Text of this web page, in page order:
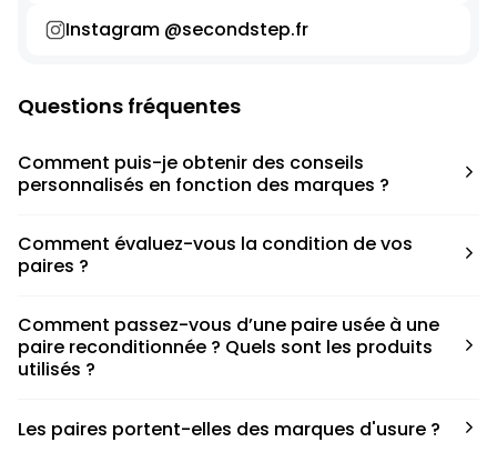
Instagram @secondstep.fr
Questions fréquentes
Comment puis-je obtenir des conseils
personnalisés en fonction des marques ?
pour déterminer la taille appropriée, que ce soit une taille
en dessous, au-dessus ou correspondant à votre taille
Comment évaluez-vous la condition de vos
paires ?
défauts spécifiques de chaque paire.
Comment passez-vous d’une paire usée à une
paire reconditionnée ? Quels sont les produits
utilisés ?
ont fait de cette passion leur métier afin de reconditionner
Les paires portent-elles des marques d'usure ?